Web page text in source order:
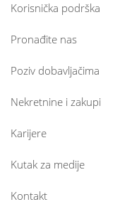
Korisnička podrška
Pronađite nas
Poziv dobavljačima
Nekretnine i zakupi
Karijere
Kutak za medije
Kontakt